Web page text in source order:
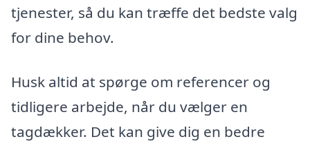
tjenester, så du kan træffe det bedste valg
for dine behov.
Husk altid at spørge om referencer og
tidligere arbejde, når du vælger en
tagdækker. Det kan give dig en bedre